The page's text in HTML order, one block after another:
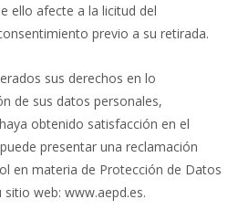
ello afecte a la licitud del
previo a su retirada.
sus derechos en lo
de sus datos personales,
obtenido satisfacción en el
presentar una reclamación
en materia de Protección de Datos
web: www.aepd.es.